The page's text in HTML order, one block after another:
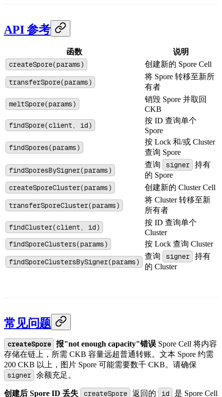
API 参考
函数 说明
createSpore(params) 创建新的 Spore Cell
transferSpore(params)
将 Spore 转移至新所
有者
meltSpore(params)
销毁 Spore 并取回
CKB
findSpore(client, id)
按 ID 查询单个
Spore
findSpores(params)
按 Lock 和/或 Cluster
查询 Spore
findSporesBySigner(params)
查询 signer
持有
的 Spore
createSporeCluster(params) 创建新的 Cluster Cell
transferSporeCluster(params)
将 Cluster 转移至新
所有者
findCluster(client, id)
按 ID 查询单个
Cluster
findSporeClusters(params) 按 Lock 查询 Cluster
findSporeClustersBySigner(params)
查询 signer
持有
的 Cluster
常见问题
createSpore 报"not enough capacity"错误 Spore Cell 将内容
存储在链上，所需 CKB 容量远超普通转账。文本 Spore 约需
200 CKB 以上，图片 Spore 可能需要数千 CKB。请确保
signer 余额充足。
创建后 Spore ID 丢失 createSpore 返回的 id
是 Spore Cell